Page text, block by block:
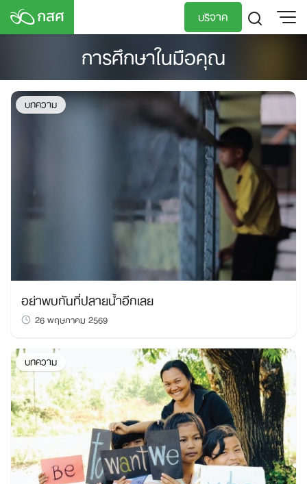
Skip
บริจาค
การศึกษาในมือคุณ
บทความ
อย่าพบกันที่ปลายน้ำอีกเลย
26 พฤษภาคม 2569
บทความ